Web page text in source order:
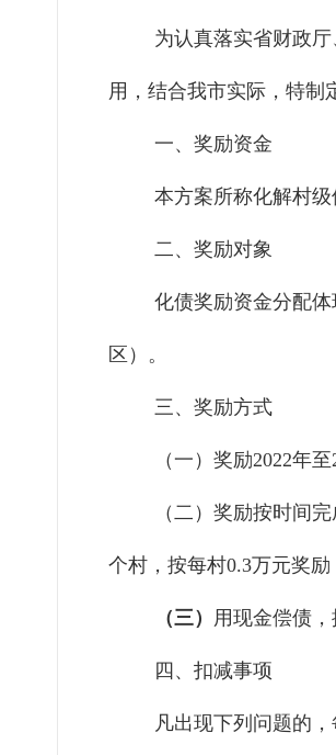
为认真落实省财政
用，结合我市实际，特制
一、奖励资金
本方案所称化解村
二、奖励对象
化债奖励资金分配
区）。
三、奖励方式
（一）奖励2022年
（二）奖励按时间
个村，按每村0.3万元奖励
（三） 用现金偿债，
四、扣减事项
凡出现下列问题的